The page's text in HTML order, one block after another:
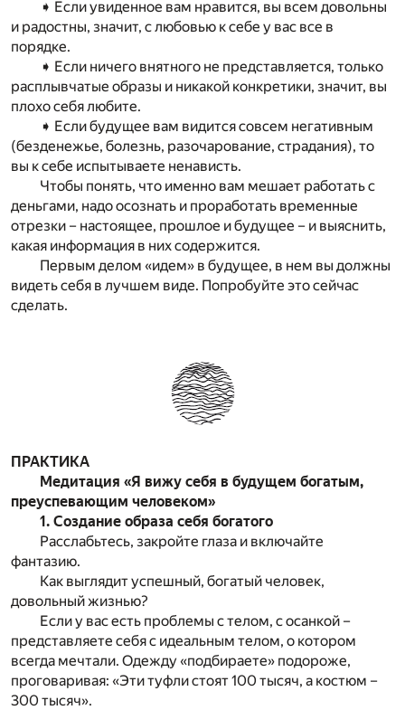
➧ Если увиденное вам нравится, вы всем довольны
и радостны, значит, с любовью к себе у вас все в
порядке.
➧ Если ничего внятного не представляется, только
расплывчатые образы и никакой конкретики, значит, вы
плохо себя любите.
➧ Если будущее вам видится совсем негативным
(безденежье, болезнь, разочарование, страдания), то
вы к себе испытываете ненависть.
Чтобы понять, что именно вам мешает работать с
деньгами, надо осознать и проработать временные
отрезки – настоящее, прошлое и будущее – и выяснить,
какая информация в них содержится.
Первым делом «идем» в будущее, в нем вы должны
видеть себя в лучшем виде. Попробуйте это сейчас
сделать.
ПРАКТИКА
Медитация «Я вижу себя в будущем богатым,
преуспевающим человеком»
1. Создание образа себя богатого
Расслабьтесь, закройте глаза и включайте
фантазию.
Как выглядит успешный, богатый человек,
довольный жизнью?
Если у вас есть проблемы с телом, с осанкой –
представляете себя с идеальным телом, о котором
всегда мечтали. Одежду «подбираете» подороже,
проговаривая: «Эти туфли стоят 100 тысяч, а костюм –
300 тысяч».